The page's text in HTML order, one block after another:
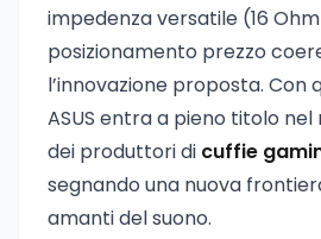
impedenza versatile (16
posizionamento prezzo
l’innovazione proposta. Con
ASUS entra a pieno titolo
dei produttori di cuffie
segnando una nuova
amanti del suono.